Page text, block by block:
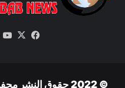
فيسبوك
‫X
© 2022 حقوق النشر محفوظة لـبوابة وراديو الشباب نيوز